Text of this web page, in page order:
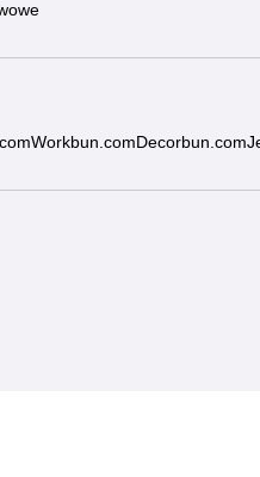
Workbun.com Decorbun.com